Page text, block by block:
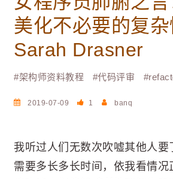
美化不必要的复
#架构师资料教程 #代码评审 #
2019-07-09 1 banq
我听过人们无数次吹嘘其他人要
需要多长多长时间，依我看情况